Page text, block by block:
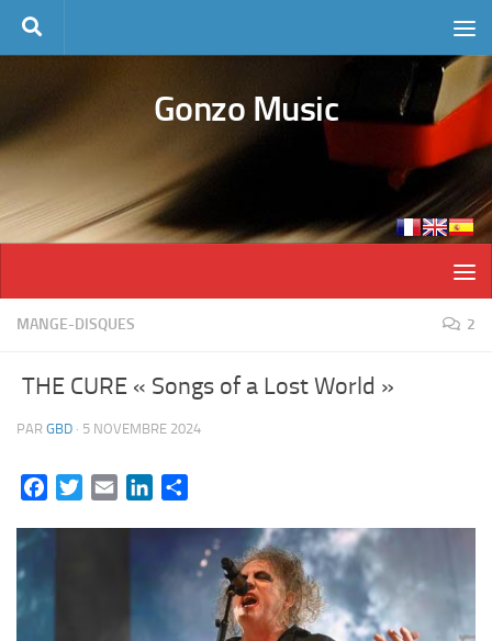
Skip to content
Gonzo Music
MANGE-DISQUES 2
THE CURE « Songs of a Lost World »
PAR GBD · 5 NOVEMBRE 2024
FacebookTwitterEmail LinkedIn